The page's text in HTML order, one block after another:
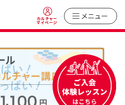
カルチャー
マイページ
メニュー